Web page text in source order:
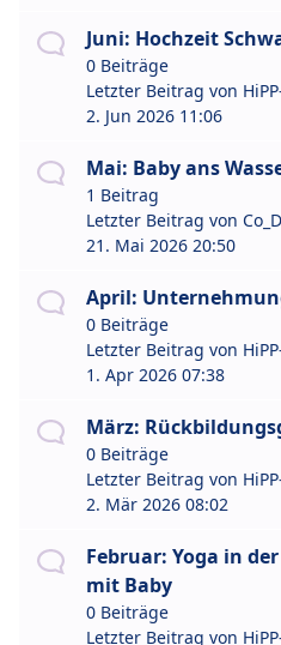
Juni: Hochzeit
0 Beiträge
Letzter Beitrag von
2. Jun 2026 11:06
Mai: Baby ans
1 Beitrag
Letzter Beitrag von
21. Mai 2026 20:50
April:
0 Beiträge
Letzter Beitrag von
1. Apr 2026 07:38
März:
0 Beiträge
Letzter Beitrag von
2. Mär 2026 08:02
Februar: Yoga in
mit Baby
0 Beiträge
Letzter Beitrag von